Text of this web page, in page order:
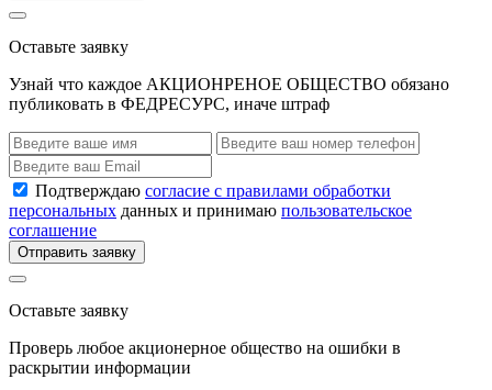
Оставьте заявку
Узнай что каждое АКЦИОНРЕНОЕ ОБЩЕСТВО обязано
публиковать в ФЕДРЕСУРС, иначе штраф
Подтверждаю согласие с правилами обработки
персональных данных и принимаю пользовательское
соглашение
Отправить заявку
Оставьте заявку
Проверь любое акционерное общество на ошибки в
раскрытии информации